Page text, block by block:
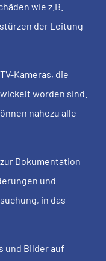
wie z.B.
der Leitung
Kameras, die
worden sind.
nahezu alle
Dokumentation
und
in das
und Bilder auf